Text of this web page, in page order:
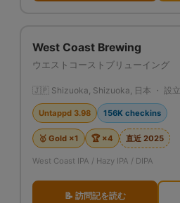
West Coast Brewing
ウエストコーストブリューイング
🇯🇵 Shizuoka, Shizuoka, 日本 ・ 設
Untappd 3.98 156K checkins
🥇 Gold ×1 🏆 ×4 直近 2025
West Coast IPA / Hazy IPA / DIPA
📝 訪問記を読む